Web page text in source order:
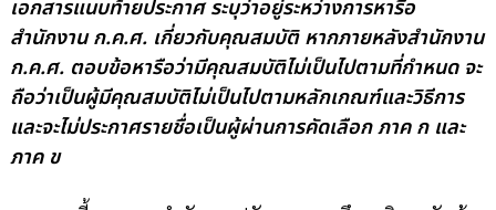
เอกสารแนบท้ายประกาศ ระบุว่าอยู่ระหว่างการหารือ
สำนักงาน ก.ค.ศ. เกี่ยวกับคุณสมบัติ หากภายหลังสำนักงาน
ก.ค.ศ. ตอบข้อหารือว่ามีคุณสมบัติไม่เป็นไปตามที่กำหนด จะ
ถือว่าเป็นผู้มีคุณสมบัติไม่เป็นไปตามหลักเกณฑ์และวิธีการ
และจะไม่ประกาศรายชื่อเป็นผู้ผ่านการคัดเลือก ภาค ก และ
ภาค ข